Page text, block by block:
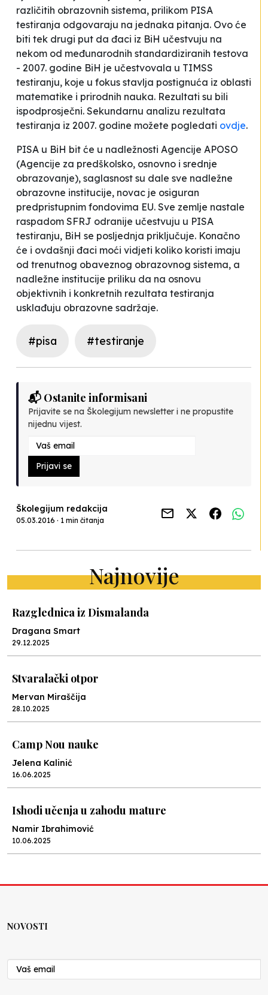
različitih obrazovnih sistema, prilikom PISA
testiranja odgovaraju na jednaka pitanja. Ovo će
biti tek drugi put da đaci iz BiH učestvuju na
nekom od međunarodnih standardiziranih testova
- 2007. godine BiH je učestvovala u TIMSS
testiranju, koje u fokus stavlja postignuća iz oblasti
matematike i prirodnih nauka. Rezultati su bili
ispodprosječni. Sekundarnu analizu rezultata
testiranja iz 2007. godine možete pogledati ovdje.
PISA u BiH bit će u nadležnosti Agencije APOSO
(Agencije za predškolsko, osnovno i srednje
obrazovanje), saglasnost su dale sve nadležne
obrazovne institucije, novac je osiguran
predpristupnim fondovima EU. Sve zemlje nastale
raspadom SFRJ odranije učestvuju u PISA
testiranju, BiH se posljednja priključuje. Konačno
će i ovdašnji đaci moći vidjeti koliko koristi imaju
od trenutnog obaveznog obrazovnog sistema, a
nadležne institucije priliku da na osnovu
objektivnih i konkretnih rezultata testiranja
usklađuju obrazovne sadržaje.
#pisa #testiranje
📬 Ostanite informisani
Prijavite se na Školegijum newsletter i ne propustite
nijednu vijest.
Prijavi se
Školegijum redakcija
05.03.2016 · 1 min čitanja
Najnovije
Razglednica iz Dismalanda
Dragana Smart
29.12.2025
Stvaralački otpor
Mervan Miraščija
28.10.2025
Camp Nou nauke
Jelena Kalinić
16.06.2025
Ishodi učenja u zahodu mature
Namir Ibrahimović
10.06.2025
Nenad Veličković
29.10.2024
NOVOSTI